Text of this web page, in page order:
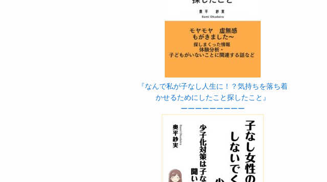
『なんで私が子なし人生に！？気持ちを落ち着
かせるためにしたこと探したこと』
ーーーーーーーーー